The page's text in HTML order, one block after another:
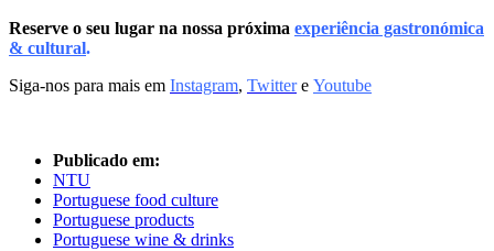
Reserve o seu lugar na nossa próxima experiência gastronómica
& cultural.
Siga-nos para mais em Instagram, Twittere Youtube
Publicado em:
NTU
Portuguese food culture
Portuguese products
Portuguese wine & drinks